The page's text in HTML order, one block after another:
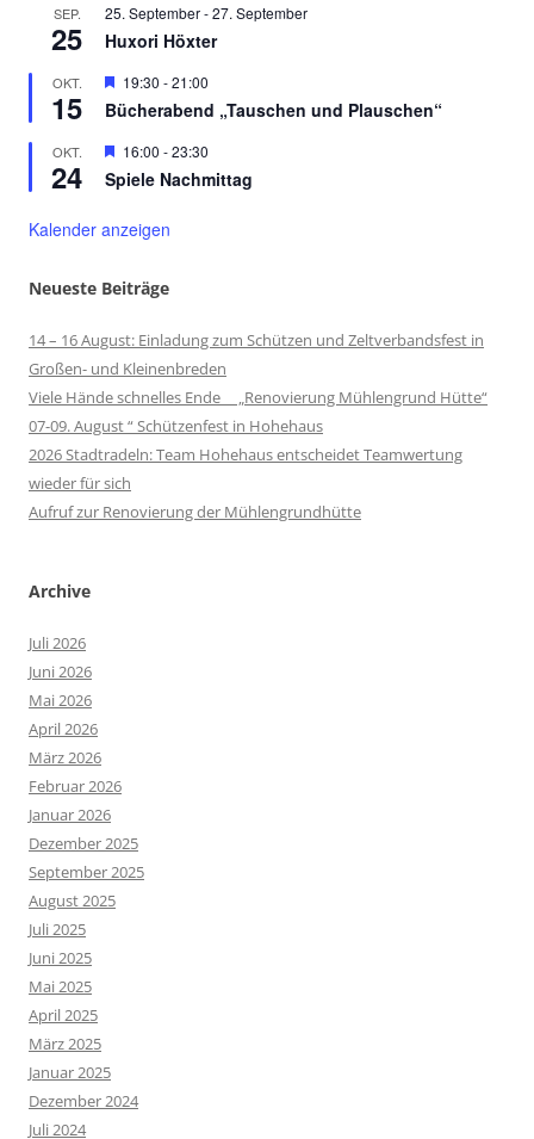
SEP.
25
25. September-27. September
Huxori Höxter
OKT.
15
Hervorgehoben
19:30 -21:00
Bücherabend „Tauschen und Plauschen“
OKT.
24
Hervorgehoben
16:00 -23:30
Spiele Nachmittag
Kalender anzeigen
Neueste Beiträge
14 – 16 August: Einladung zum Schützen und Zeltverbandsfest in
Großen- und Kleinenbreden
Viele Hände schnelles Ende „Renovierung Mühlengrund Hütte“
07-09. August “ Schützenfest in Hohehaus
2026 Stadtradeln: Team Hohehaus entscheidet Teamwertung
wieder für sich
Aufruf zur Renovierung der Mühlengrundhütte
Archive
Juli 2026
Juni 2026
Mai 2026
April 2026
März 2026
Februar 2026
Januar 2026
Dezember 2025
September 2025
August 2025
Juli 2025
Juni 2025
Mai 2025
April 2025
März 2025
Januar 2025
Dezember 2024
Juli 2024